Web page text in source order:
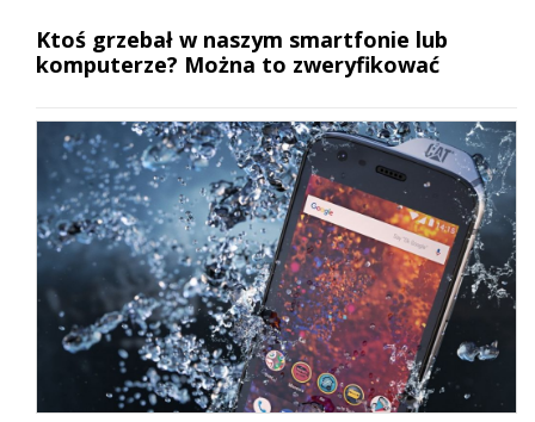
Ktoś grzebał w naszym smartfonie lub
komputerze? Można to zweryfikować